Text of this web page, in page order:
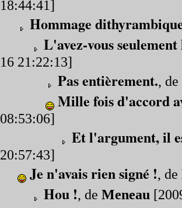
18:44:41]
Hommage
L'avez-vous seulement
16 21:22:13]
Pas entièrement., de
Mille fois d'accord
08:53:06]
Et l'argument, il
20:57:43]
Je n'avais rien signé !, de
Hou !, de Meneau